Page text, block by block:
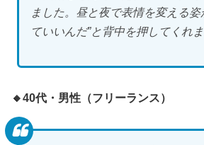
ました。昼と夜で表情を変える姿
ていいんだ”と背中を押してくれま
🔸40代・男性（フリーランス）